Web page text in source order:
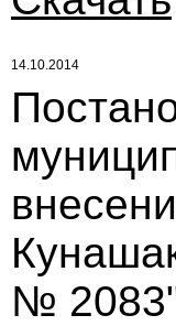
14.10.2014
№